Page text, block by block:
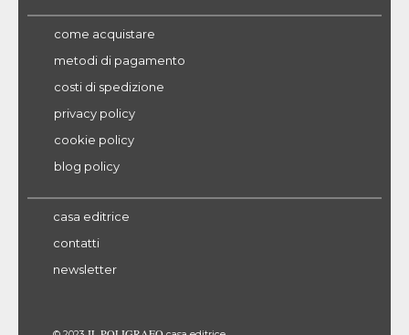
come acquistare
metodi di pagamento
costi di spedizione
privacy policy
cookie policy
blog policy
casa editrice
contatti
newsletter